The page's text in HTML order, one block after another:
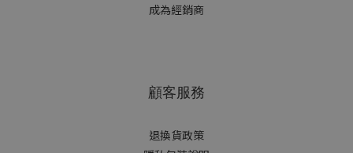
成為經銷商
顧客服務
退換貨政策